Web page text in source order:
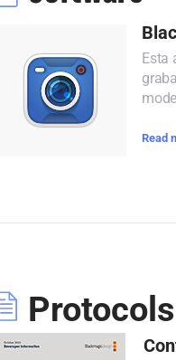
Esta
Read
Protocols